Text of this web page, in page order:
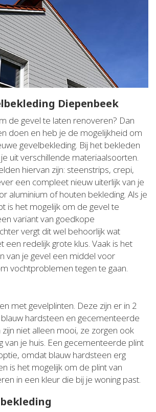
Diepenbeek
de gevel te laten renoveren? Dan
doen en heb je de mogelijkheid om
gevelbekleding. Bij het bekleden
uit verschillende materiaalsoorten.
hiervan zijn: steenstrips, crepi,
een compleet nieuw uiterlijk van je
aluminium of houten bekleding. Als je
is het mogelijk om de gevel te
variant van goedkope
vergt dit wel behoorlijk wat
een redelijk grote klus. Vaak is het
van je gevel een middel voor
vochtproblemen tegen te gaan.
met gevelplinten. Deze zijn er in 2
hardsteen en gecementeerde
zijn niet alleen mooi, ze zorgen ook
van je huis. Een gecementeerde plint
omdat blauw hardsteen erg
is het mogelijk om de plint van
in een kleur die bij je woning past.